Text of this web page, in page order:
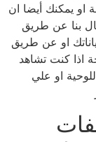
او يمكنك أيضا ان
بنا عن طريق
او عن طريق
اذا كنت تشاهد
او علي